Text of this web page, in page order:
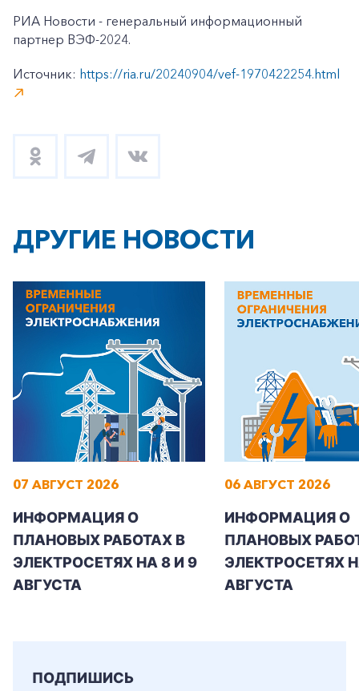
+7-800-700-24-57
Заказать обратный звонок
Корпоративным клиентам
РИА Новости - генеральный информационный
партнер ВЭФ-2024.
Источник: https://ria.ru/20240904/vef-1970422254.html
ДРУГИЕ НОВОСТИ
07 АВГУСТ 2026
ИНФОРМАЦИЯ О
ПЛАНОВЫХ РАБОТАХ В
ЭЛЕКТРОСЕТЯХ НА 8 И 9
АВГУСТА
06 АВГУСТ 2026
ИНФОРМАЦИЯ О
ПЛАНОВЫХ
ЭЛЕКТРОСЕТЯХ
АВГУСТА
ПОДПИШИСЬ